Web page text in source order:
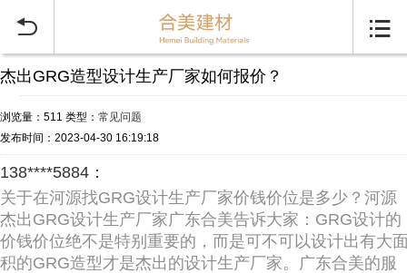
 
杰出GRG造型设计生产厂家如何报价？
浏览量：511 类型： 常见问题
发布时间：2023-04-30 16:19:18
138****5884：
关于在河源找GRG设计生产厂家价钱价位是多少？河源
杰出GRG设计生产厂家广东合美告诉大家：GRG设计的
价钱价位绝不是特别重要的，而是可不可以设计出有大
积的GRG造型才是杰出的设计生产厂家。广东合美的服